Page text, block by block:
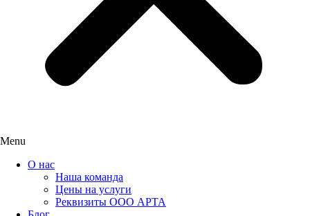
Menu
О нас
Наша команда
Цены на услуги
Реквизиты ООО АРТА